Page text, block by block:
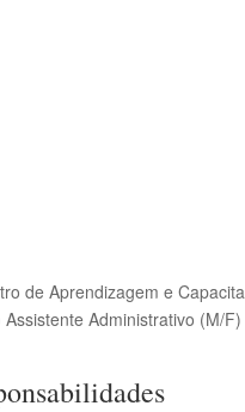
de Aprendizagem e
Assistente Administrativo (M/